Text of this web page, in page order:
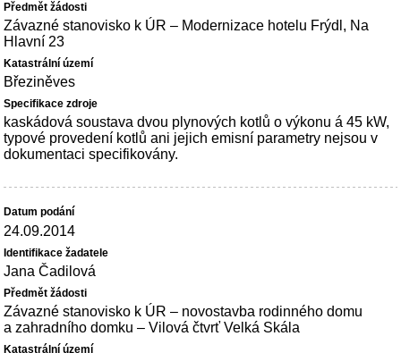
Závazné stanovisko k ÚR – Modernizace hotelu Frýdl, Na
Hlavní 23
Březiněves
kaskádová soustava dvou plynových kotlů o výkonu á 45 kW,
typové provedení kotlů ani jejich emisní parametry nejsou v
dokumentaci specifikovány.
24.09.2014
Jana Čadilová
Závazné stanovisko k ÚR – novostavba rodinného domu
a zahradního domku – Vilová čtvrť Velká Skála